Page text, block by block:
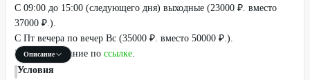
С 09:00 до 15:00 (следующего дня) выходные (23000 ₽. вместо
37000 ₽.).
С Пт вечера по вечер Вс (35000 ₽. вместо 50000 ₽.).
Полное описание по ссылке.
Описание
Условия